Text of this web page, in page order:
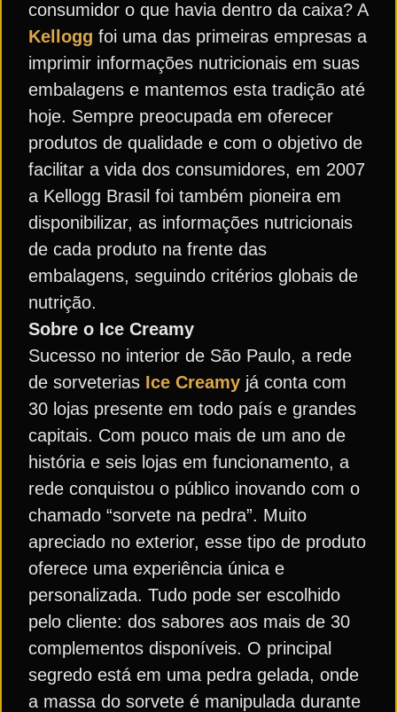
consumidor o que havia dentro da caixa? A
Kellogg foi uma das primeiras empresas a
imprimir informações nutricionais em suas
embalagens e mantemos esta tradição até
hoje. Sempre preocupada em oferecer
produtos de qualidade e com o objetivo de
facilitar a vida dos consumidores, em 2007
a Kellogg Brasil foi também pioneira em
disponibilizar, as informações nutricionais
de cada produto na frente das
embalagens, seguindo critérios globais de
nutrição.
Sobre o Ice Creamy
Sucesso no interior de São Paulo, a rede
de sorveterias Ice Creamy já conta com
30 lojas presente em todo país e grandes
capitais. Com pouco mais de um ano de
história e seis lojas em funcionamento, a
rede conquistou o público inovando com o
chamado “sorvete na pedra”. Muito
apreciado no exterior, esse tipo de produto
oferece uma experiência única e
personalizada. Tudo pode ser escolhido
pelo cliente: dos sabores aos mais de 30
complementos disponíveis. O principal
segredo está em uma pedra gelada, onde
a massa do sorvete é manipulada durante